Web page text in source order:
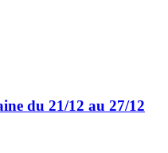
du 21/12 au 27/12